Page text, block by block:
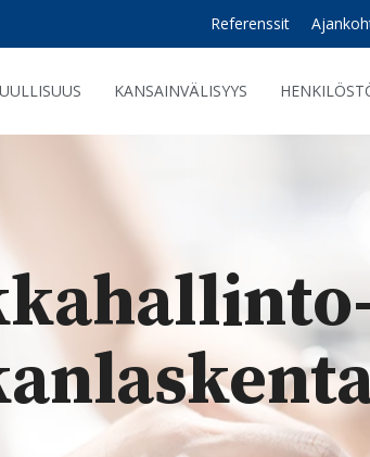
Referenssit
KANSAINVÄLISYYS